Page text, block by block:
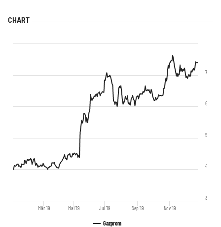
Gazprom
Mär '19 Mai '19 Jul '19 Sep '19 Nov '19
3
4
5
6
7